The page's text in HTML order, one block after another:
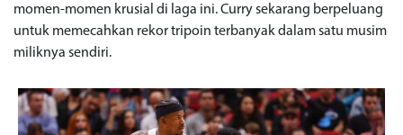
momen-momen krusial di laga ini. Curry sekarang berpeluang
untuk memecahkan rekor tripoin terbanyak dalam satu musim
miliknya sendiri.